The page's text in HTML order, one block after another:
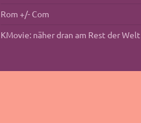
Rom +/- Com
KMovie: näher dran am Rest der Welt